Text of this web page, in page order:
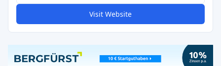
Visit Website